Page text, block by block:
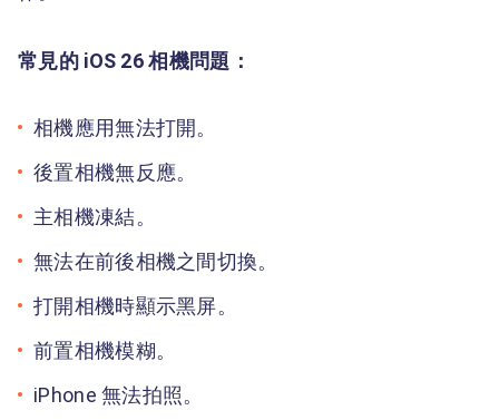
常見的 iOS 26 相機問題：
相機應用無法打開。
後置相機無反應。
主相機凍結。
無法在前後相機之間切換。
打開相機時顯示黑屏。
前置相機模糊。
iPhone 無法拍照。